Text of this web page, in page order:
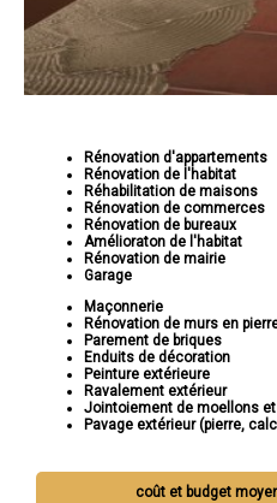
Rénovation d'appartements
Rénovation de l'habitat
Réhabilitation de maisons
Rénovation de commerces
Rénovation de bureaux
Amélioraton de l'habitat
Rénovation de mairie
Garage
Maçonnerie
Rénovation de murs en
Parement de briques
Enduits de décoration
Peinture extérieure
Ravalement extérieur
Jointoiement de moellons
Pavage extérieur (pierre,
coût et budget